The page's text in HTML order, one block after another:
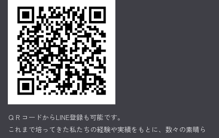
ＱＲコードからLINE登録も可能です。
これまで培ってきた私たちの経験や実績をもとに、数々の素晴ら